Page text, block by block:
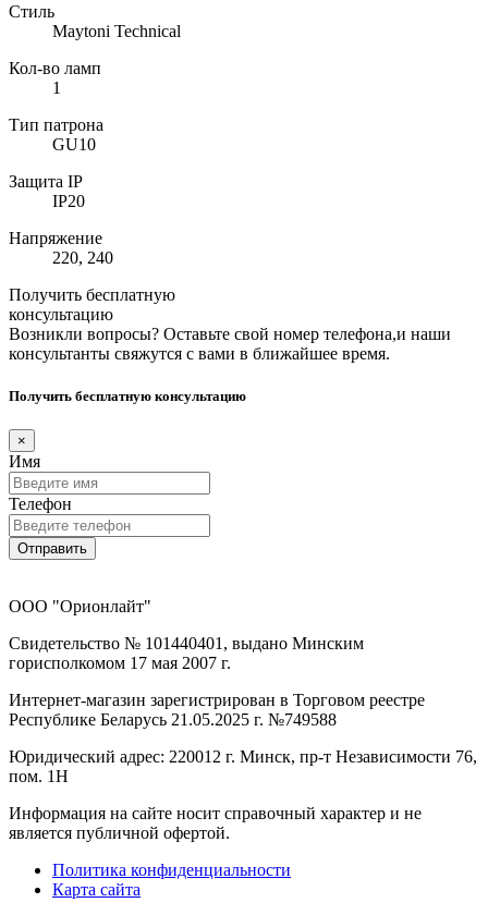
Стиль
Maytoni Technical
Кол-во ламп
1
Тип патрона
GU10
Защита IP
IP20
Напряжение
220, 240
Получить бесплатную
консультацию
Возникли вопросы? Оставьте свой номер телефона,и наши
консультанты свяжутся с вами в ближайшее время.
Получить бесплатную консультацию
×
Имя
Телефон
Отправить
ООО "Орионлайт"
Свидетельство № 101440401, выдано Минским
горисполкомом 17 мая 2007 г.
Интернет-магазин зарегистрирован в Торговом реестре
Республике Беларусь 21.05.2025 г. №749588
Юридический адрес: 220012 г. Минск, пр-т Независимости 76,
пом. 1Н
Информация на сайте носит справочный характер и не
является публичной офертой.
Политика конфиденциальности
Карта сайта